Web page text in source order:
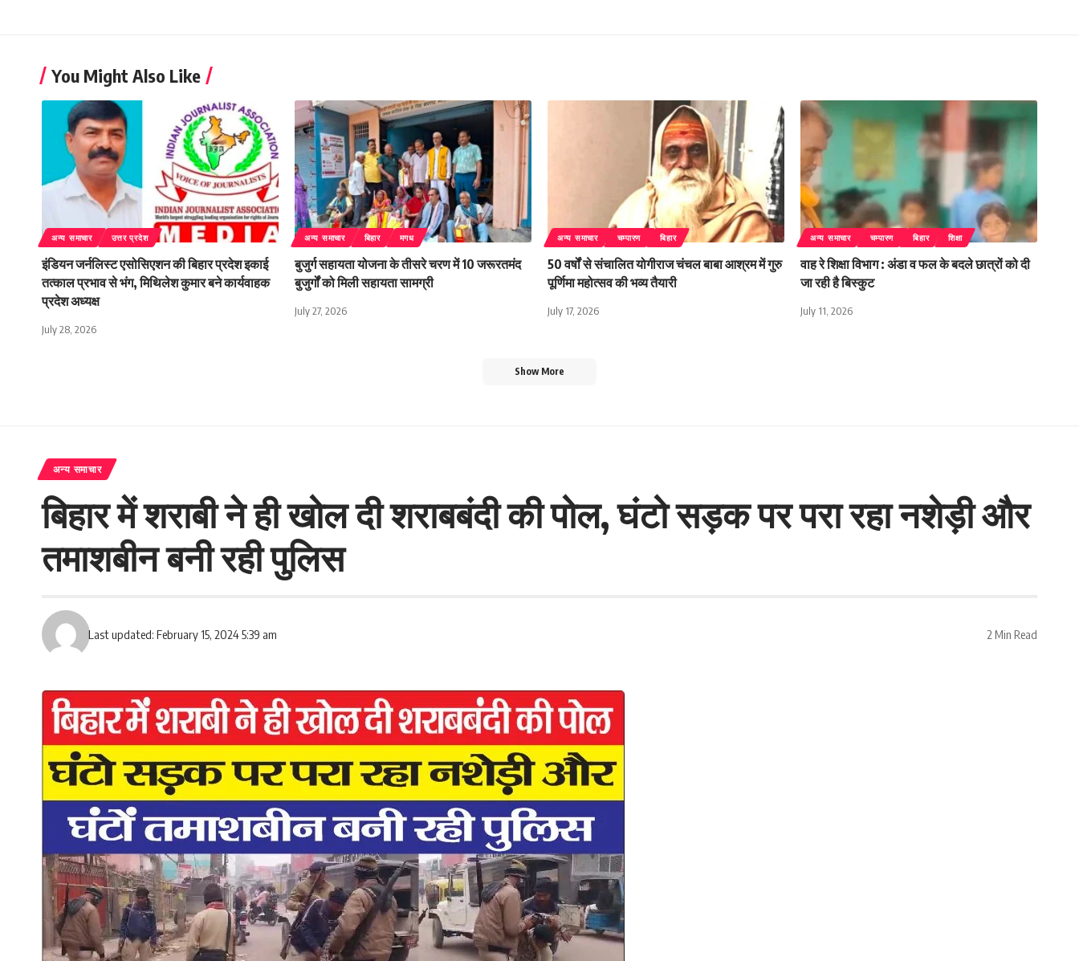
You Might Also Like
अन्य समाचार उत्तर प्रदेश
इंडियन जर्नलिस्ट एसोसिएशन की बिहार प्रदेश इकाई
तत्काल प्रभाव से भंग, मिथिलेश कुमार बने कार्यवाहक
प्रदेश अध्यक्ष
July 28, 2026
अन्य समाचार बिहार मगध
बुजुर्ग सहायता योजना के तीसरे चरण में 10 जरूरतमंद
बुजुर्गों को मिली सहायता सामग्री
July 27, 2026
अन्य समाचार चम्पारण बिहार
50 वर्षों से संचालित योगीराज चंचल बाबा आश्रम में गुरु
पूर्णिमा महोत्सव की भव्य तैयारी
July 17, 2026
अन्य समाचार चम्पारण बिहार शिक्षा
वाह रे शिक्षा विभाग : अंडा व फल के बदले छात्रों को दी
जा रही है बिस्कुट
July 11, 2026
Show More
अन्य समाचार
बिहार में शराबी ने ही खोल दी शराबबंदी की पोल, घंटो सड़क पर परा रहा नशेड़ी और
तमाशबीन बनी रही पुलिस
Last updated: February 15, 2024 5:39 am 2 Min Read